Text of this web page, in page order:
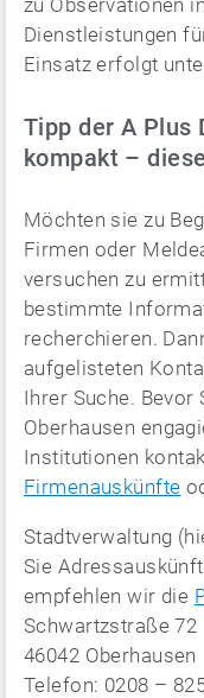
Dienstleistungen
Einsatz erfolgt
Tipp der A Plus
kompakt –
Möchten sie zu
Firmen oder
versuchen zu
bestimmte
recherchieren.
aufgelisteten
Ihrer Suche. Bevor
Oberhausen
Institutionen
Firmenauskünfte
Stadtverwaltung
Sie
empfehlen wir die
Schwartzstraße 72
46042 Oberhausen
Telefon: 0208 –